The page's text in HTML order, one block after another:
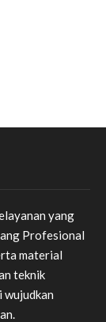
yang
Profesional
material
teknik
wujudkan